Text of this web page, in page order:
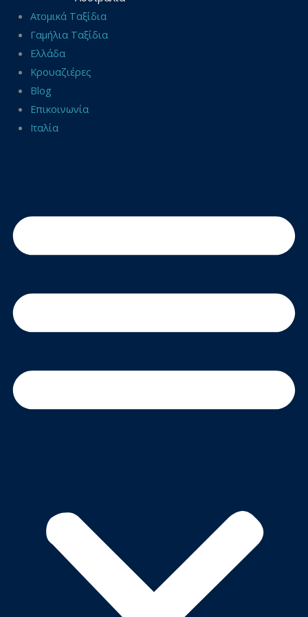
Ατομικά Ταξίδια
Γαμήλια Ταξίδια
Ελλάδα
Κρουαζιέρες
Blog
Επικοινωνία
Ιταλία